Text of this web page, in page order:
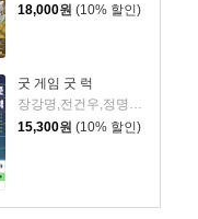
18,000원 (10% 할인)
굿 게임 굿 럭
15,300원 (10% 할인)